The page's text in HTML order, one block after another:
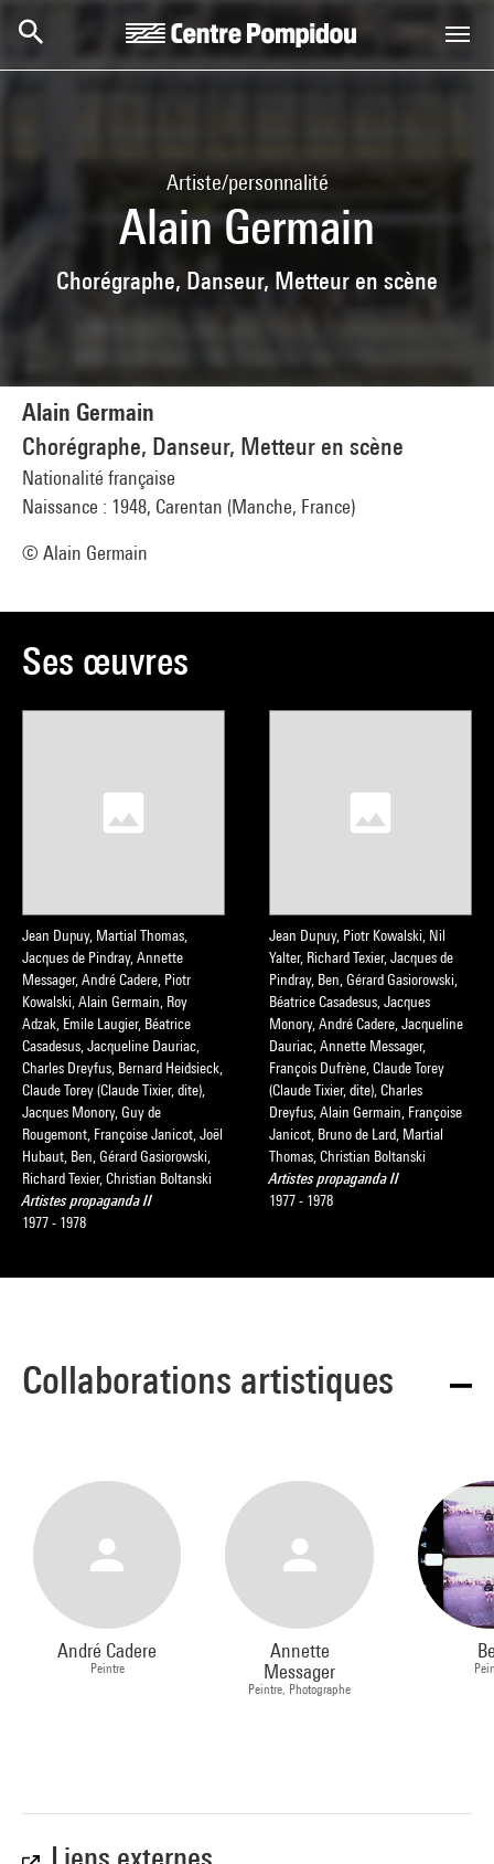
Artiste/personnalité
Alain Germain
Chorégraphe, Danseur, Metteur en scène
Alain Germain
Chorégraphe, Danseur, Metteur en scène
Nationalité française
Naissance : 1948, Carentan (Manche, France)
© Alain Germain
Ses œuvres
Jean Dupuy, Martial Thomas,
Jacques de Pindray, Annette
Messager, André Cadere, Piotr
Kowalski, Alain Germain, Roy
Adzak, Emile Laugier, Béatrice
Casadesus, Jacqueline Dauriac,
Charles Dreyfus, Bernard Heidsieck,
Claude Torey (Claude Tixier, dite),
Jacques Monory, Guy de
Rougemont, Françoise Janicot, Joël
Hubaut, Ben, Gérard Gasiorowski,
Richard Texier, Christian Boltanski
Artistes propaganda II
1977 - 1978
Jean Dupuy, Piotr Kowalski, Nil
Yalter, Richard Texier, Jacques de
Pindray, Ben, Gérard Gasiorowski,
Béatrice Casadesus, Jacques
Monory, André Cadere, Jacqueline
Dauriac, Annette Messager,
François Dufrène, Claude Torey
(Claude Tixier, dite), Charles
Dreyfus, Alain Germain, Françoise
Janicot, Bruno de Lard, Martial
Thomas, Christian Boltanski
Artistes propaganda II
1977 - 1978
Collaborations artistiques
André Cadere
Peintre
Annette
Messager
Peintre, Photographe